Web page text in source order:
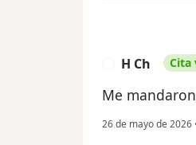
H Ch Cita
Me
26 de mayo de 2026